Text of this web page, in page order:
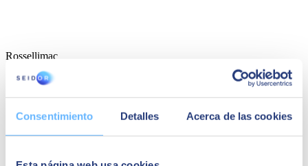
Consentimiento Detalles Acerca de las cookies
Rossellimac